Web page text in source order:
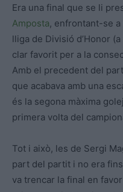
Era una final que se li
Amposta, enfrontant-se a
lliga de Divisió d’Honor
clar favorit per a la
Amb el precedent del
que acabava amb una
és la segona màxima
primera volta del
Tot i això, les de Sergi
part del partit i no era
va trencar la final en